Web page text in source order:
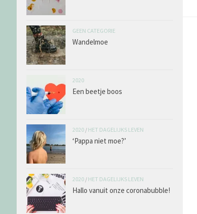
GEEN CATEGORIE
Wandelmoe
2020
Een beetje boos
2020/ HET DAGELIJKS LEVEN
‘Pappa niet moe?’
2020/ HET DAGELIJKS LEVEN
Hallo vanuit onze coronabubble!